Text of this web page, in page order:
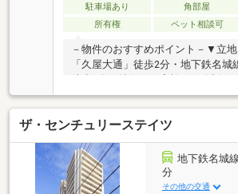
取りに便利な宅配ボックス完備し
ロック付きでセキュリティ面も配
な環境
駐車場あり 角部屋
所有権
ペット相談可
－物件のおすすめポイント－▼立
「久屋大通」徒歩2分・地下鉄名城
の対面式キッチン・全居室に収納
片付くSIC・LDに隣接する洋室は
接触キー採用のエントランス・不在
れる宅配ボックス・ALSOKの24時
テム導入・スロップシンク付バル
房(LDK)・ミストサウナ／浴室暖房
まい探しをお手伝いします
ザ・センチュリーステイツ
地下鉄名城
分
その他の交通